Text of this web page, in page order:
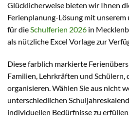
Glücklicherweise bieten wir Ihnen
Ferienplanung-Lösung mit unserem
für dieSchulferien 2026 in
als nützliche Excel Vorlage zur
Diese farblich markierte
Familien, Lehrkräften und Schülern,
organisieren. Wählen Sie aus nicht
unterschiedlichen
individuellen Bedürfnisse zu